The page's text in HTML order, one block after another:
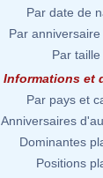
Par date de
Par anniversaire
Par taille
Informations et
Par pays et
Anniversaires
Dominantes
Positions